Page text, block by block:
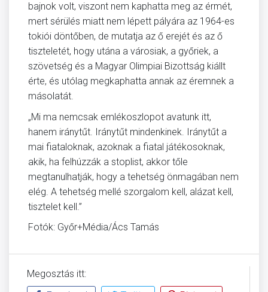
bajnok volt, viszont nem kaphatta meg az érmét,
mert sérülés miatt nem lépett pályára az 1964-es
tokiói döntőben, de mutatja az ő erejét és az ő
tiszteletét, hogy utána a városiak, a győriek, a
szövetség és a Magyar Olimpiai Bizottság kiállt
érte, és utólag megkaphatta annak az éremnek a
másolatát.
„Mi ma nemcsak emlékoszlopot avatunk itt,
hanem iránytűt. Iránytűt mindenkinek. Iránytűt a
mai fiataloknak, azoknak a fiatal játékosoknak,
akik, ha felhúzzák a stoplist, akkor tőle
megtanulhatják, hogy a tehetség önmagában nem
elég. A tehetség mellé szorgalom kell, alázat kell,
tisztelet kell.”
Fotók: Győr+Média/Ács Tamás
Megosztás itt: